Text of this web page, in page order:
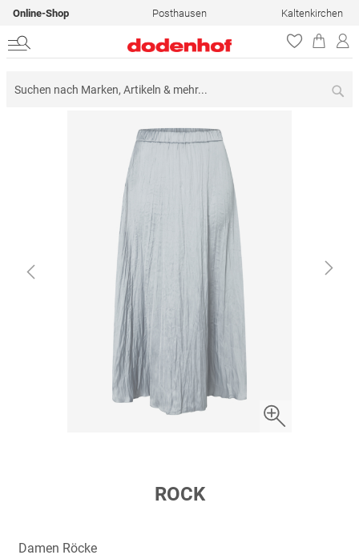
Online-Shop Posthausen Kaltenkirchen
springen
ROCK
Damen Röcke